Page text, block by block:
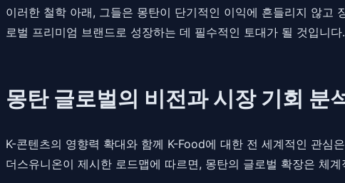
이러한 철학 아래, 그들은 몽탄이 단기적인 이익에 흔들리지 않고
로벌 프리미엄 브랜드로 성장하는 데 필수적인 토대가 될 것입니다.
몽탄 글로벌의 비전과 시장 기회 분
K-콘텐츠의 영향력 확대와 함께 K-Food에 대한 전 세계적인 관심
더스유니온이 제시한 로드맵에 따르면, 몽탄의 글로벌 확장은 체